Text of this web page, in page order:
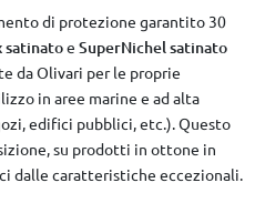
di protezione garantito 30
satinatoe SuperNichel satinato
da Olivari per le proprie
in aree marine e ad alta
edifici pubblici, etc.). Questo
su prodotti in ottone in
dalle caratteristiche eccezionali.